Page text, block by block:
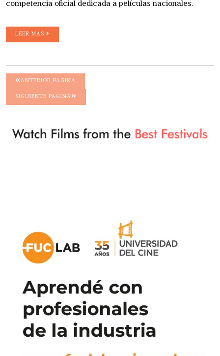
competencia oficial dedicada a películas nacionales.
LEER MAS
ANTERIOR PAGINA
SIGUIENTE PAGINA